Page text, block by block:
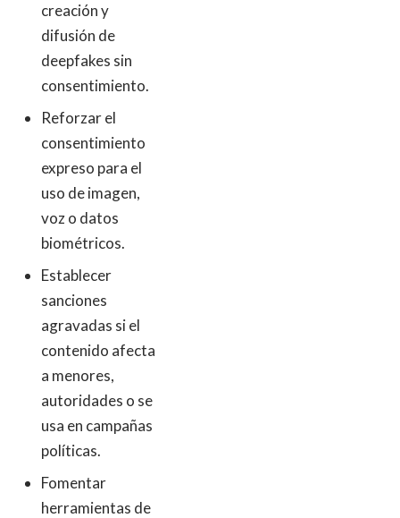
creación y
difusión de
deepfakes sin
consentimiento.
Reforzar el
consentimiento
expreso para el
uso de imagen,
voz o datos
biométricos.
Establecer
sanciones
agravadas si el
contenido afecta
a menores,
autoridades o se
usa en campañas
políticas.
Fomentar
herramientas de